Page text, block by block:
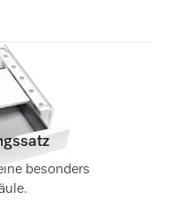
besonders